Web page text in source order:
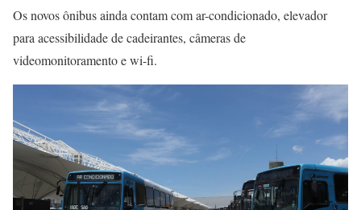
Os novos ônibus ainda contam com ar-condicionado, elevador
para acessibilidade de cadeirantes, câmeras de
videomonitoramento e wi-fi.